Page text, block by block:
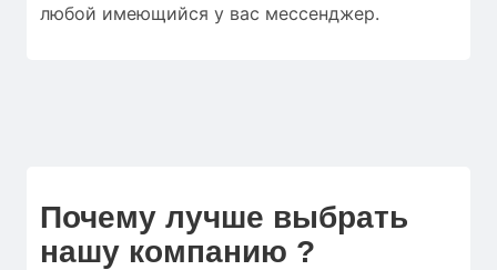
любой имеющийся у вас мессенджер.
Почему лучше выбрать
нашу компанию ?